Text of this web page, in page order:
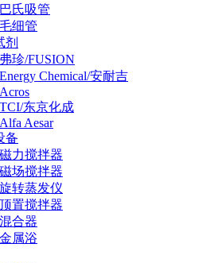
巴氏吸管
毛细管
剂
弗珍/FUSION
Energy Chemical/安耐吉
Acros
TCI/东京化成
Alfa Aesar
备
磁力搅拌器
磁场搅拌器
旋转蒸发仪
顶置搅拌器
混合器
金属浴